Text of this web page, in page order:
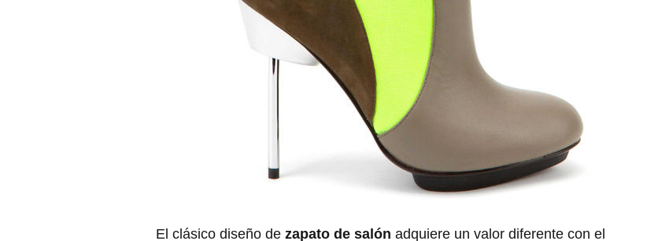
El clásico diseño de zapato de salón adquiere un valor diferente con el